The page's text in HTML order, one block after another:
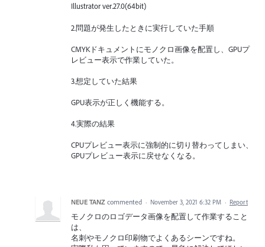
Illustrator ver.27.0(64bit)
2.問題が発生したときに実行していた手順
CMYKドキュメントにモノクロ画像を配置し、GPUプ
レビュー表示で作業していた。
3.想定していた結果
GPU表示が正しく機能する。
4.実際の結果
CPUプレビュー表示に強制的に切り替わってしまい、
GPUプレビュー表示に戻せなくなる。
NEUE TANZ commented · November 3, 2021 6:32 PM · Report
モノクロのロゴデータ画像を配置して作業すること
は、
名刺やモノクロ印刷物でよくあるシーンですね。